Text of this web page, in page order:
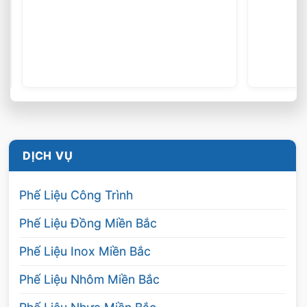
DỊCH VỤ
Phế Liệu Công Trình
Phế Liệu Đồng Miền Bắc
Phế Liệu Inox Miền Bắc
Phế Liệu Nhôm Miền Bắc
trong số ít các công ty uy tín, chất lượng
Thu mua sắt vụn: sắt phế liệu, phế phẩm
Thu mua sắt các loại: sắt công trình, sắt
cảng tàu, sắt ở các xưởng cơ khí,…
Thu mua sắt tận nơi: có xe chuyên chở,
Nếu bạn đang cần thanh lý phế liệu sắt, hãy